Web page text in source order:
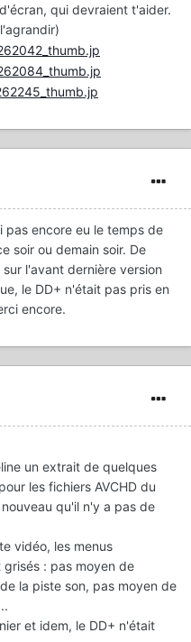
qui devraient t'aider.
pas encore eu le temps de
soir ou demain soir. De
l'avant dernière version
le DD+ n'était pas pris en
encore.
un extrait de quelques
les fichiers AVCHD du
qu'il n'y a pas de
vidéo, les menus
: pas moyen de
la piste son, pas moyen de
et idem, le DD+ n'était